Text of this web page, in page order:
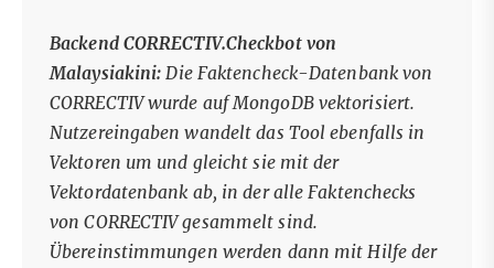
Backend CORRECTIV.Checkbot von
Malaysiakini:Die Faktencheck-Datenbank von
CORRECTIV wurde auf MongoDB vektorisiert.
Nutzereingaben wandelt das Tool ebenfalls in
Vektoren um und gleicht sie mit der
Vektordatenbank ab, in der alle Faktenchecks
von CORRECTIV gesammelt sind.
Übereinstimmungen werden dann mit Hilfe der